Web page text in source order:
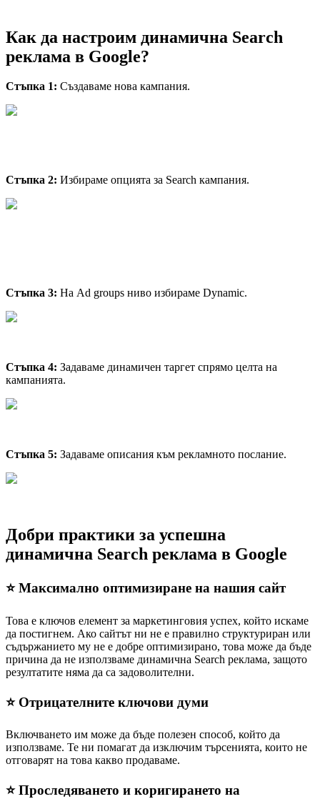
Как да настроим динамична Search
реклама в Google?
Стъпка 1: Създаваме нова кампания.
Стъпка 2: Избираме опцията за Search кампания.
Стъпка 3: На Ad groups ниво избираме Dynamic.
Стъпка 4: Задаваме динамичен таргет спрямо целта на
кампанията.
Стъпка 5: Задаваме описания към рекламното послание.
Добри практики за успешна
динамична Search реклама в Google
⭐️Максимално оптимизиране на нашия сайт
Това е ключов елемент за маркетинговия успех, който искаме
да постигнем. Ако сайтът ни не е правилно структуриран или
съдържанието му не е добре оптимизирано, това може да бъде
причина да не използваме динамична Search реклама, защото
резултатите няма да са задоволителни.
⭐️ Отрицателните ключови думи
Включването им може да бъде полезен способ, който да
използваме. Те ни помагат да изключим търсенията, които не
отговарят на това какво продаваме.
⭐️Проследяването и коригирането на